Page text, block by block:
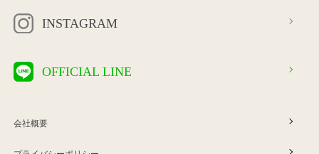
INSTAGRAM
OFFICIAL LINE
会社概要